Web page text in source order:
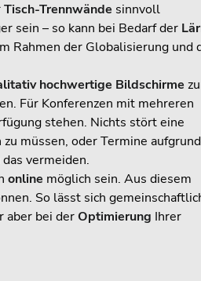
Tisch-Trennwände sinnvoll
sein – so kann bei Bedarf der
Rahmen der Globalisierung und
hochwertige Bildschirme
Für Konferenzen mit mehreren
stehen. Nichts stört eine
müssen, oder Termine aufgrund
vermeiden.
online möglich sein. Aus diesem
So lässt sich
aber bei derOptimierung Ihrer